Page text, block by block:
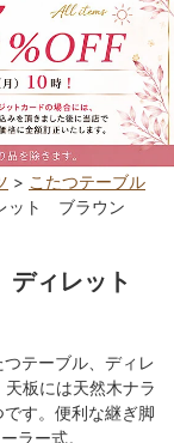
> こたつテーブル
ット ブラウン
ディレット
テーブル、ディレ
板には天然木ナラ
す。便利な継ぎ脚
ラー式。